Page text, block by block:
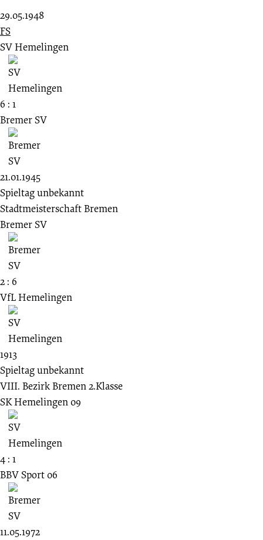
29.05.1948
FS
SV Hemelingen
6 : 1
Bremer SV
21.01.1945
Spieltag unbekannt
Stadtmeisterschaft Bremen
Bremer SV
2 : 6
VfL Hemelingen
1913
Spieltag unbekannt
VIII. Bezirk Bremen 2.Klasse
SK Hemelingen 09
4 : 1
BBV Sport 06
11.05.1972